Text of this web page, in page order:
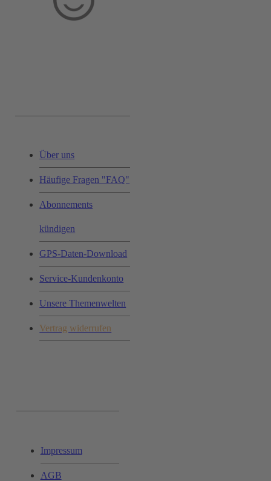
Über uns
Häufige Fragen "FAQ"
Abonnements
kündigen
GPS-Daten-Download
Service-Kundenkonto
Unsere Themenwelten
Vertrag widerrufen
Impressum
AGB